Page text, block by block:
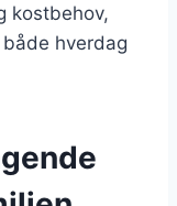
kostbehov,
hverdag